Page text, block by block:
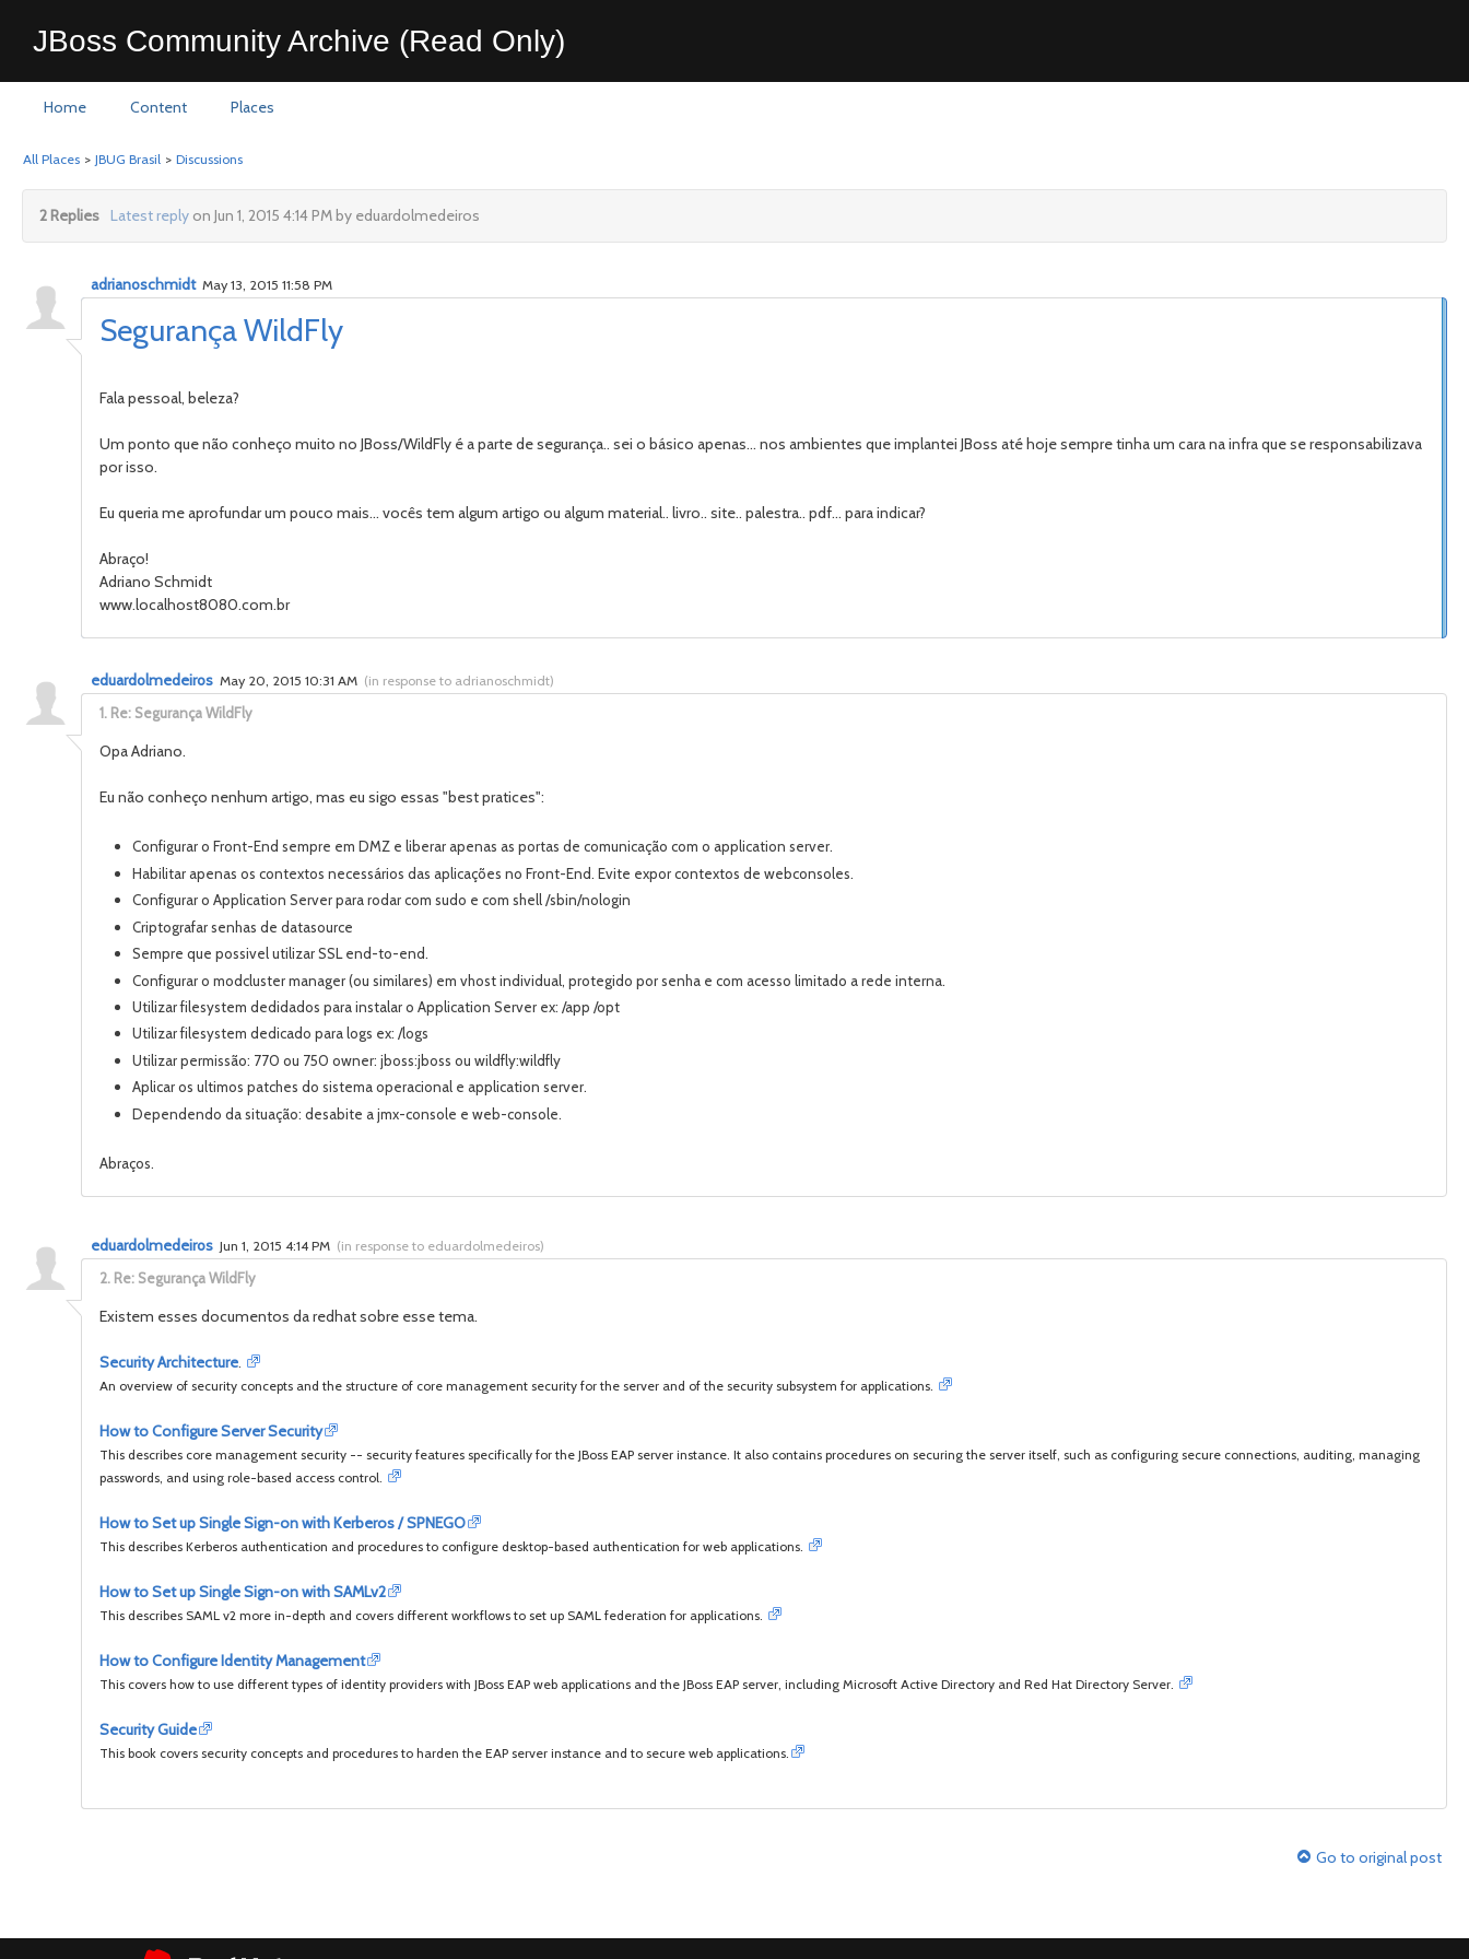
JBoss Community Archive (Read Only)
Home Content Places
All Places > JBUG Brasil > Discussions
2 Replies Latest replyon Jun 1, 2015 4:14 PM by eduardolmedeiros
Segurança WildFly
adrianoschmidt May 13, 2015 11:58 PM
Fala pessoal, beleza?
Um ponto que não conheço muito no JBoss/WildFly é a parte de segurança.. sei o básico apenas... nos ambientes que implantei JBoss até hoje sempre tinha um cara na infra que se responsabilizava
por isso.
Eu queria me aprofundar um pouco mais... vocês tem algum artigo ou algum material.. livro.. site.. palestra.. pdf... para indicar?
Abraço!
Adriano Schmidt
www.localhost8080.com.br
1. Re: Segurança WildFly
eduardolmedeiros May 20, 2015 10:31 AM (in response to adrianoschmidt)
Opa Adriano.
Eu não conheço nenhum artigo, mas eu sigo essas "best pratices":
Configurar o Front-End sempre em DMZ e liberar apenas as portas de comunicação com o application server.
Habilitar apenas os contextos necessários das aplicações no Front-End. Evite expor contextos de webconsoles.
Configurar o Application Server para rodar com sudo e com shell /sbin/nologin
Criptografar senhas de datasource
Sempre que possivel utilizar SSL end-to-end.
Configurar o modcluster manager (ou similares) em vhost individual, protegido por senha e com acesso limitado a rede interna.
Utilizar filesystem dedidados para instalar o Application Server ex: /app /opt
Utilizar filesystem dedicado para logs ex: /logs
Utilizar permissão: 770 ou 750 owner: jboss:jboss ou wildfly:wildfly
Aplicar os ultimos patches do sistema operacional e application server.
Dependendo da situação: desabite a jmx-console e web-console.
Abraços.
2. Re: Segurança WildFly
eduardolmedeiros Jun 1, 2015 4:14 PM (in response to eduardolmedeiros)
Existem esses documentos da redhat sobre esse tema.
Security Architecture.
An overview of security concepts and the structure of core management security for the server and of the security subsystem for applications.
How to Configure Server Security
This describes core management security -- security features specifically for the JBoss EAP server instance. It also contains procedures on securing the server itself, such as configuring secure connections, auditing, managing
passwords, and using role-based access control.
How to Set up Single Sign-on with Kerberos / SPNEGO
This describes Kerberos authentication and procedures to configure desktop-based authentication for web applications.
How to Set up Single Sign-on with SAMLv2
This describes SAML v2 more in-depth and covers different workflows to set up SAML federation for applications.
How to Configure Identity Management
This covers how to use different types of identity providers with JBoss EAP web applications and the JBoss EAP server, including Microsoft Active Directory and Red Hat Directory Server.
Security Guide
This book covers security concepts and procedures to harden the EAP server instance and to secure web applications.
Go to original post